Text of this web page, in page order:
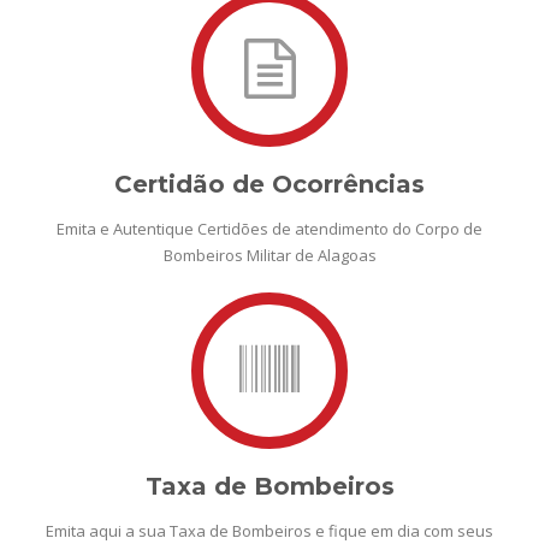
Certidão de Ocorrências
Emita e Autentique Certidões de atendimento do Corpo de
Bombeiros Militar de Alagoas
Taxa de Bombeiros
Emita aqui a sua Taxa de Bombeiros e fique em dia com seus